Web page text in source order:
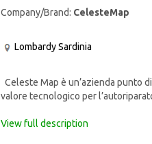
Company/Brand: CelesteMap
LombardySardinia
Celeste Map è un’azienda punto
valore tecnologico per
View full description